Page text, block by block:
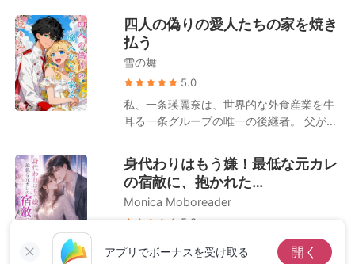
アプリでボーナスを受け取る 開く
の支配人を呼べ、監視カメラの映像を見せ
ろ」眉をひそめた彼はアシスタントに命令
した。「昨夜、俺の部屋に誰がいたか知り
のだろうか？
家に売られた。IT財閥の跡継ぎである彼の
付き人になり、秘書になり、そして最後に
は、彼の恋人になった。 そんなある日、彼
の幼馴染である佳純が街に帰ってきた。彼
は私に、彼女と結婚すると告げ、手切れ金
を提示した。私の12年間の人生の対価とし
て、数億円を。
四人の偽りの愛人たちの家を焼き
払う
雪の舞
5.0
私、一条瑛麗奈は、世界的な外食産業を牛
耳る一条グループの唯一の後継者。 父が引
り、未来の夫候補として育てられた。 で
も、私の心はたった一人、神崎達也だけの
ものだった。 けれど、彼は私を愛してはい
なかった。 彼が愛していたのは、私が後援
していたインターンの月島瑠奈。 私との結
婚は、遺産を確保するためのビジネスディ
ールに過ぎないと、彼は瑠奈に約束してい
身代わりはもう嫌！最低な元カレ
の宿敵に、抱かれた…
Monica Moboreader
5.0
二番手でいることは、私のDNAに組み込ま
れているようなものだ。 姉は愛も、注目